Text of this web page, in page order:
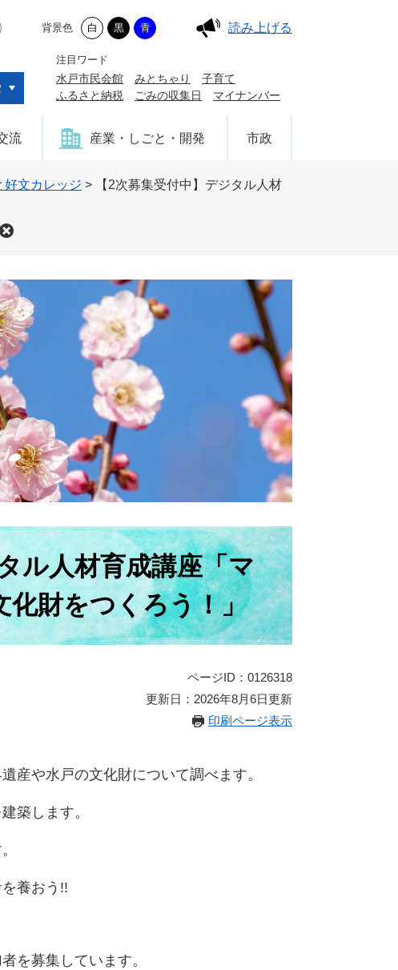
背景色 白 黒 青 読み上げる
注目ワード
水戸市民会館 みとちゃり
子育て
ふるさと納税
ごみの収集日 マイナンバー
流 産業・しごと・開発 市政
好文カレッジ >
【2次募集受付中】デジタル人材
ル人材育成講座「マ
化財をつくろう！」
ページID：0126318
更新日：2026年8月6日更新
印刷ページ表示
産や水戸の文化財について調べます。
築します。
養おう!!​
を募集しています。